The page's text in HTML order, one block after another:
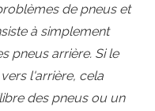
de pneus et
à simplement
pneus arrière. Si le
l'arrière, cela
des pneus ou un